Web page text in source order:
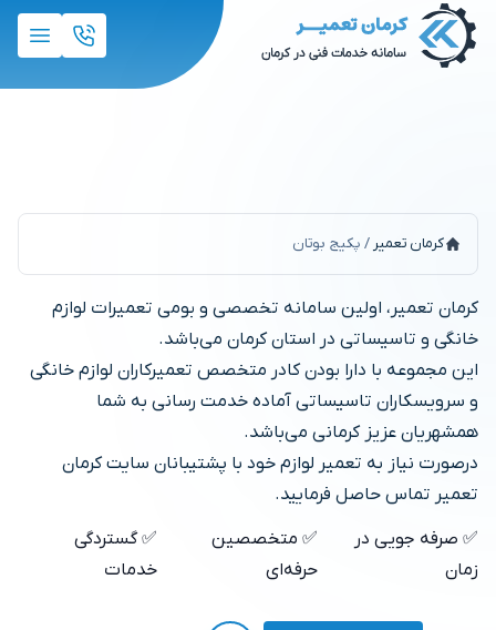
کرمان تعمیر / پکیج بوتان
کرمان تعمیر، اولین سامانه تخصصی و بومی تعمیرات لوازم
خانگی و تاسیساتی در استان کرمان می‌باشد.
این مجموعه با دارا بودن کادر متخصص تعمیرکاران لوازم خانگی
و سرویسکاران تاسیساتی آماده خدمت رسانی به شما
همشهریان عزیز کرمانی می‌باشد.
درصورت نیاز به تعمیر لوازم خود با پشتیبانان سایت کرمان
تعمیر تماس حاصل فرمایید.
✅ صرفه جویی در
زمان
✅ متخصصین
حرفه‌ای
✅ گستردگی
خدمات